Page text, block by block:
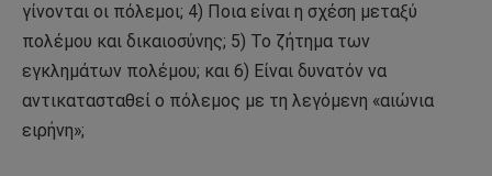
γίνονται οι πόλεμοι; 4) Ποια είναι η σχέση μεταξύ
πολέμου και δικαιοσύνης; 5) Το ζήτημα των
εγκλημάτων πολέμου; και 6) Είναι δυνατόν να
αντικατασταθεί ο πόλεμος με τη λεγόμενη «αιώνια
ειρήνη»;